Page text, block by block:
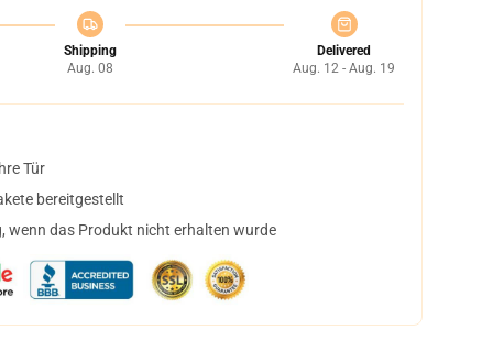
Shipping
Aug. 08
Delivered
Aug. 12 - Aug. 19
Tür
bereitgestellt
wenn das Produkt nicht erhalten wurde